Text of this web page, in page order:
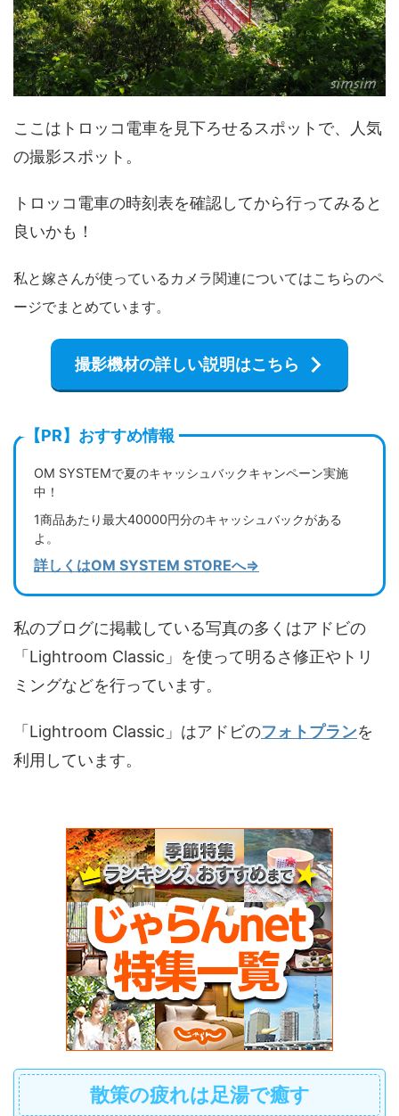
ここはトロッコ電車を見下ろせるスポットで、人気
の撮影スポット。
トロッコ電車の時刻表を確認してから行ってみると
良いかも！
私と嫁さんが使っているカメラ関連についてはこちらのペ
ージでまとめています。
撮影機材の詳しい説明はこちら
【PR】おすすめ情報
OM SYSTEMで夏のキャッシュバックキャンペーン実施
中！
1商品あたり最大40000円分のキャッシュバックがある
よ。
詳しくはOM SYSTEM STOREへ⇒
私のブログに掲載している写真の多くはアドビの
「Lightroom Classic」を使って明るさ修正やトリ
ミングなどを行っています。
「Lightroom Classic」はアドビのフォトプランを
利用しています。
散策の疲れは足湯で癒す